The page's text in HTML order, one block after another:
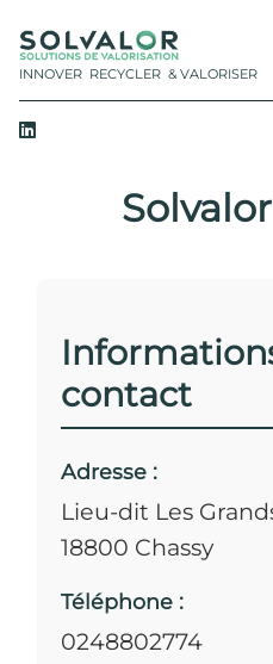
INNOVER RECYCLER & VALORISER
contact
Adresse :
Lieu-dit Les
18800 Chassy
Téléphone :
0248802774